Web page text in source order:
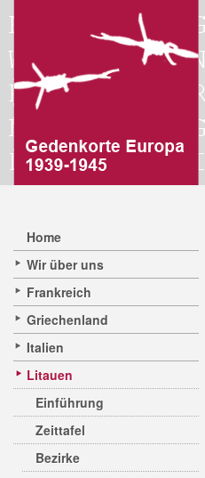
Home
Wir über uns
Frankreich
Griechenland
Italien
Litauen
Einführung
Zeittafel
Bezirke